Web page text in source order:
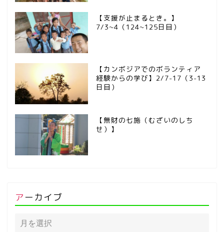
【支援が止まるとき。】
7/3~4（124~125日目）
【カンボジアでのボランティア
経験からの学び】2/7-17（3-13
日目）
【無財の七施（むざいのしち
せ）】
アーカイブ